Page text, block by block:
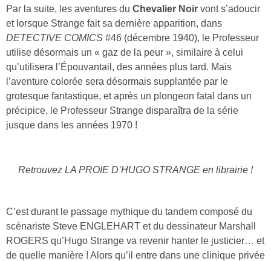
Par la suite, les aventures du Chevalier Noir vont s’adoucir
et lorsque Strange fait sa dernière apparition, dans
DETECTIVE COMICS #46 (décembre 1940), le Professeur
utilise désormais un « gaz de la peur », similaire à celui
qu’utilisera l’Épouvantail, des années plus tard. Mais
l’aventure colorée sera désormais supplantée par le
grotesque fantastique, et après un plongeon fatal dans un
précipice, le Professeur Strange disparaîtra de la série
jusque dans les années 1970 !
Retrouvez LA PROIE D’HUGO STRANGE en librairie !
C’est durant le passage mythique du tandem composé du
scénariste Steve ENGLEHART et du dessinateur Marshall
ROGERS qu’Hugo Strange va revenir hanter le justicier… et
de quelle manière ! Alors qu’il entre dans une clinique privée